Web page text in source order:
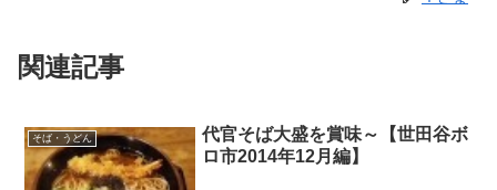
関連記事
そば・うどん
代官そば大盛を賞味～【世田谷ボ
ロ市2014年12月編】